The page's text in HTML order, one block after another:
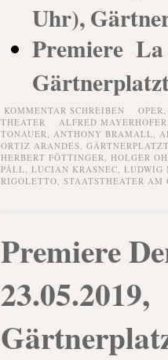
Uhr),
Premiere La
KOMMENTAR SCHREIBEN
THEATER
ALFRED MAYERHOFER
TONAUER, ANTHONY BRAMALL,
ORTIZ ARANDES,
HERBERT FÖTTINGER, HOLGER
PÁLL, LUCIAN KRASNEC, LUDWIG
RIGOLETTO, STAATSTHEATER AM
Premiere
23.05.2019,